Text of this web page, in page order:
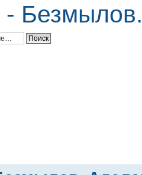
-